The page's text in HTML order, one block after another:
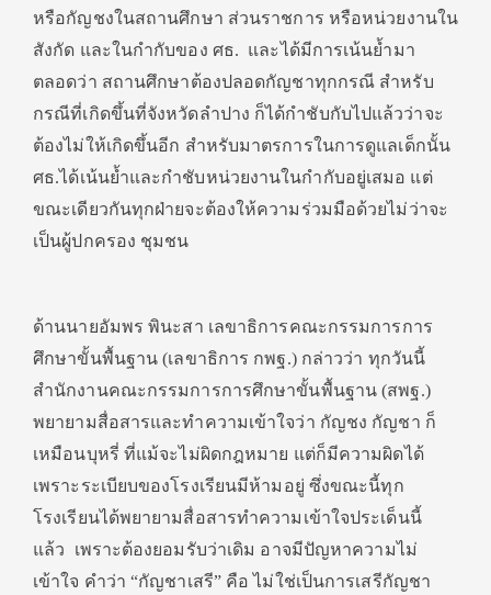
หรือกัญชงในสถานศึกษา ส่วนราชการ หรือหน่วยงานใน
สังกัด และในกำกับของ ศธ. และได้มีการเน้นย้ำมา
ตลอดว่า สถานศึกษาต้องปลอดกัญชาทุกกรณี สำหรับ
กรณีที่เกิดขึ้นที่จังหวัดลำปาง ก็ได้กำชับกับไปแล้วว่าจะ
ต้องไม่ให้เกิดขึ้นอีก สำหรับมาตรการในการดูแลเด็กนั้น
ศธ.ได้เน้นย้ำและกำชับหน่วยงานในกำกับอยู่เสมอ แต่
ขณะเดียวกันทุกฝ่ายจะต้องให้ความร่วมมือด้วยไม่ว่าจะ
เป็นผู้ปกครอง ชุมชน
ด้านนายอัมพร พินะสา เลขาธิการคณะกรรมการการ
ศึกษาขั้นพื้นฐาน (เลขาธิการ กพฐ.) กล่าวว่า ทุกวันนี้
สำนักงานคณะกรรมการการศึกษาขั้นพื้นฐาน (สพฐ.)
พยายามสื่อสารและทำความเข้าใจว่า กัญชง กัญชา ก็
เหมือนบุหรี่ ที่แม้จะไม่ผิดกฎหมาย แต่ก็มีความผิดได้
เพราะระเบียบของโรงเรียนมีห้ามอยู่ ซึ่งขณะนี้ทุก
โรงเรียนได้พยายามสื่อสารทำความเข้าใจประเด็นนี้
แล้ว เพราะต้องยอมรับว่าเดิม อาจมีปัญหาความไม่
เข้าใจ คำว่า “กัญชาเสรี” คือ ไม่ใช่เป็นการเสรีกัญชา